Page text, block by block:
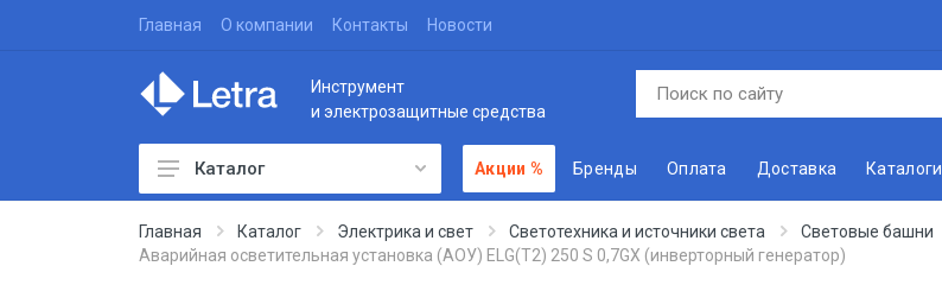
Главная О компании Контакты Новости
Инструмент
и электрозащитные средства
Каталог Акции % Бренды Оплата Доставка Каталоги
Главная Каталог Электрика и свет Светотехника и источники света
Световые башни
Аварийная осветительная установка (АОУ) ELG(T2) 250 S 0,7GX (инверторный генератор)